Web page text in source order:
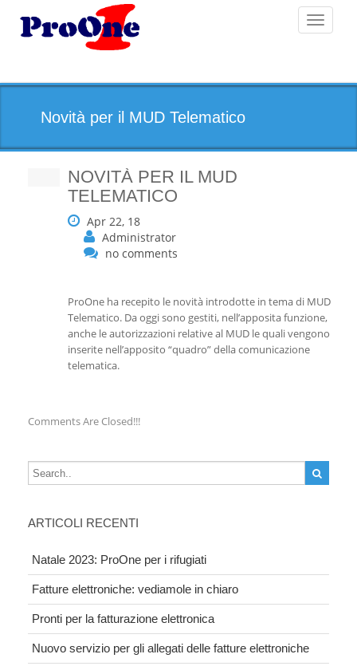
Toggle
Novità per il MUD Telematico
NOVITÀ PER IL MUD
TELEMATICO
Apr 22, 18
Administrator
no comments
ProOne ha recepito le novità introdotte in tema di MUD
Telematico. Da oggi sono gestiti, nell’apposita funzione,
anche le autorizzazioni relative al MUD le quali vengono
inserite nell’apposito “quadro” della comunicazione
telematica.
Comments Are Closed!!!
ARTICOLI RECENTI
Natale 2023: ProOne per i rifugiati
Fatture elettroniche: vediamole in chiaro
Pronti per la fatturazione elettronica
Nuovo servizio per gli allegati delle fatture elettroniche